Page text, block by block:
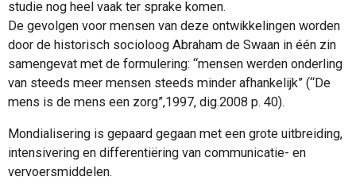
studie nog heel vaak ter sprake komen.
De gevolgen voor mensen van deze ontwikkelingen worden
door de historisch socioloog Abraham de Swaan in één zin
samengevat met de formulering: “mensen werden onderling
van steeds meer mensen steeds minder afhankelijk” (“De
mens is de mens een zorg”,1997, dig.2008 p. 40).
Mondialisering is gepaard gegaan met een grote uitbreiding,
intensivering en differentiëring van communicatie- en
vervoersmiddelen.